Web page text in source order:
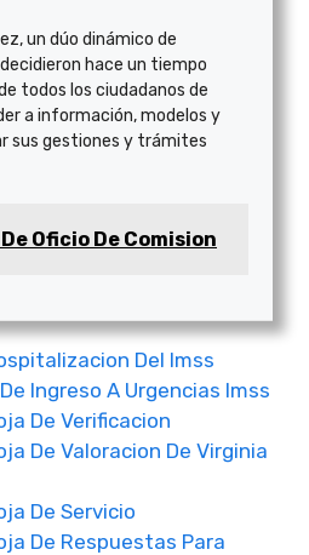
un dúo dinámico de
hace un tiempo
todos los ciudadanos de
a información, modelos y
sus gestiones y trámites
Oficio De Comision
Del Imss
Ingreso A Urgencias Imss
De Verificacion
De Valoracion De Virginia
De Servicio
De Respuestas Para